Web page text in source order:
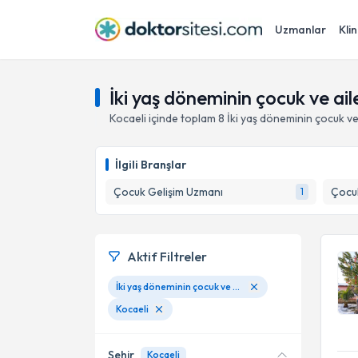
Uzmanlar
İki yaş döneminin çocuk ve
Kocaeli içinde toplam 8 İki yaş döneminin çocuk
İlgili Branşlar
Çocuk Gelişim Uzmanı
1
Aktif Filtreler
İki yaş döneminin çocuk ve aile üzerindeki etkileri
Kocaeli
Şehir Kocaeli